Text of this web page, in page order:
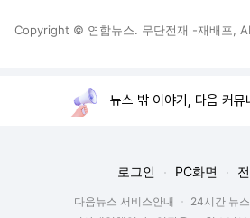
Copyright © 연합뉴스. 무단전재 -재배포,
뉴스 밖 이야기, 다음 커뮤
로그인 PC화면
다음뉴스 서비스안내 24시간 뉴